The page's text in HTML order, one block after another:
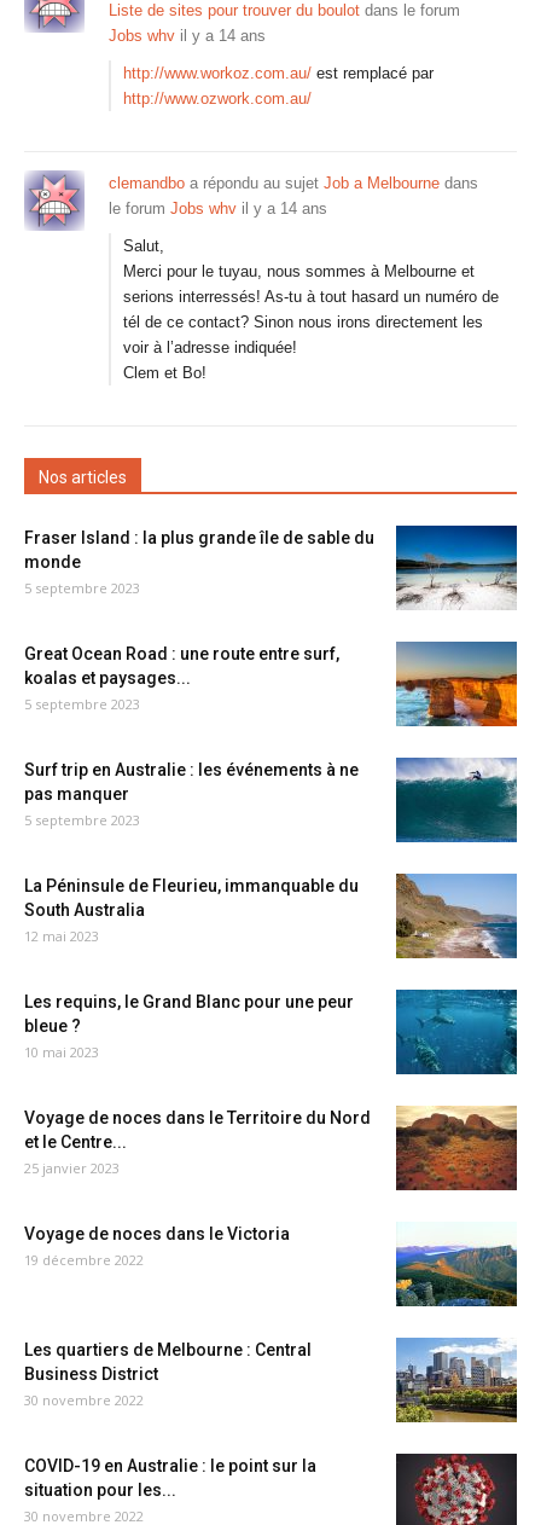
Liste de sites pour trouver du boulot dans le forum
Jobs whv il y a 14 ans
http://www.workoz.com.au/ est remplacé par
http://www.ozwork.com.au/
clemandbo a répondu au sujet Job a Melbourne dans
le forum Jobs whv il y a 14 ans
Salut,
Merci pour le tuyau, nous sommes à Melbourne et
serions interressés! As-tu à tout hasard un numéro de
tél de ce contact? Sinon nous irons directement les
voir à l’adresse indiquée!
Clem et Bo!
Nos articles
Fraser Island : la plus grande île de sable du
monde
5 septembre 2023
Great Ocean Road : une route entre surf,
koalas et paysages...
5 septembre 2023
Surf trip en Australie : les événements à ne
pas manquer
5 septembre 2023
La Péninsule de Fleurieu, immanquable du
South Australia
12 mai 2023
Les requins, le Grand Blanc pour une peur
bleue ?
10 mai 2023
Voyage de noces dans le Territoire du Nord
et le Centre...
25 janvier 2023
Voyage de noces dans le Victoria
19 décembre 2022
Les quartiers de Melbourne : Central
Business District
30 novembre 2022
COVID-19 en Australie : le point sur la
situation pour les...
30 novembre 2022